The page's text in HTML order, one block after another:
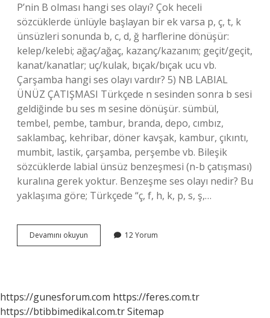
P’nin B olması hangi ses olayı? Çok heceli
sözcüklerde ünlüyle başlayan bir ek varsa p, ç, t, k
ünsüzleri sonunda b, c, d, ğ harflerine dönüşür:
kelep/kelebi; ağaç/ağaç, kazanç/kazanım; geçit/geçit,
kanat/kanatlar; uç/kulak, bıçak/bıçak ucu vb.
Çarşamba hangi ses olayı vardır? 5) NB LABIAL
ÜNÜZ ÇATIŞMASI Türkçede n sesinden sonra b sesi
geldiğinde bu ses m sesine dönüşür. sümbül,
tembel, pembe, tambur, branda, depo, cımbız,
saklambaç, kehribar, döner kavşak, kambur, çıkıntı,
mumbit, lastik, çarşamba, perşembe vb. Bileşik
sözcüklerde labial ünsüz benzeşmesi (n-b çatışması)
kuralına gerek yoktur. Benzeşme ses olayı nedir? Bu
yaklaşıma göre; Türkçede “ç, f, h, k, p, s, ş,…
Devamını okuyun
Pembe
12 Yorum
https://gunesforum.com https://feres.com.tr
https://btibbimedikal.com.trSitemap